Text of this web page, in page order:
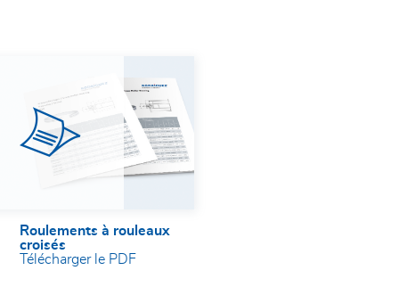
Roulements à rouleaux
croisés
Télécharger le PDF